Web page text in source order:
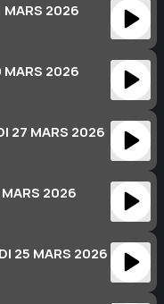
MARS 2026
2026
27 MARS 2026
2026
25 MARS 2026